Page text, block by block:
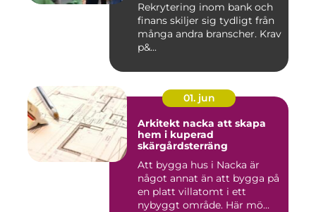
Rekrytering inom bank och
finans skiljer sig tydligt från
många andra branscher. Krav
p&...
01. jun
Arkitekt nacka att skapa
hem i kuperad
skärgårdsterräng
Att bygga hus i Nacka är
något annat än att bygga på
en platt villatomt i ett
nybyggt område. Här mö...